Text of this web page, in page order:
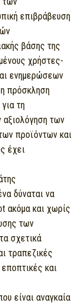
επιβράβευση
βάσης της
χρήστες-
ενημερώσεων
πρόσκληση
τη
αξιολόγηση των
προϊόντων και
έχει
δύναται να
ακόμα και χωρίς
των
σχετικά
τραπεζικές
και
είναι αναγκαία